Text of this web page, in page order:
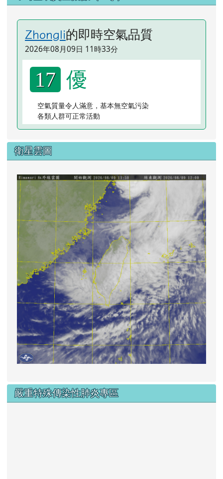
Zhongli的即時空氣品質
2026年08月09日 11時33分
17 優
空氣質量令人滿意，基本無空氣污染
各類人群可正常活動
衛星雲圖
link
嚴重特殊傳染性肺炎專區